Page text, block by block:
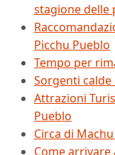
stagione delle
Picchu Pueblo
Tempo per
Sorgenti calde
Attrazioni
Pueblo
Circa di
Come